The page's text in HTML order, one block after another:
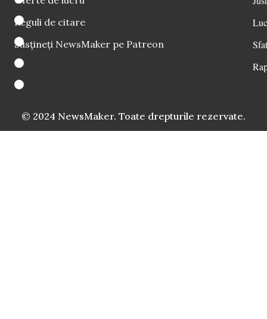
Reguli de citare
Susțineți NewsMaker pe Patreon
© 2024 NewsMaker. Toate drepturile rezervate.